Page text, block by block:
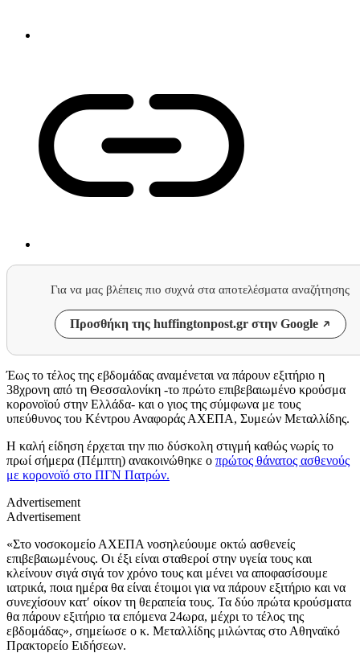
Για να μας βλέπεις πιο συχνά στα αποτελέσματα αναζήτησης
Προσθήκη της huffingtonpost.gr στην Google
Έως το τέλος της εβδομάδας αναμένεται να πάρουν εξιτήριο η
38χρονη από τη Θεσσαλονίκη -το πρώτο επιβεβαιωμένο κρούσμα
κορονοϊού στην Ελλάδα- και ο γιος της σύμφωνα με τους
υπεύθυνος του Κέντρου Αναφοράς ΑΧΕΠΑ, Συμεών Μεταλλίδης.
Η καλή είδηση έρχεται την πιο δύσκολη στιγμή καθώς νωρίς το
πρωί σήμερα (Πέμπτη) ανακοινώθηκε ο πρώτος θάνατος ασθενούς
με κορονοϊό στο ΠΓΝ Πατρών.
Advertisement
Advertisement
«Στο νοσοκομείο ΑΧΕΠΑ νοσηλεύουμε οκτώ ασθενείς
επιβεβαιωμένους. Οι έξι είναι σταθεροί στην υγεία τους και
κλείνουν σιγά σιγά τον χρόνο τους και μένει να αποφασίσουμε
ιατρικά, ποια ημέρα θα είναι έτοιμοι για να πάρουν εξιτήριο και να
συνεχίσουν κατ′ οίκον τη θεραπεία τους. Τα δύο πρώτα κρούσματα
θα πάρουν εξιτήριο τα επόμενα 24ωρα, μέχρι το τέλος της
εβδομάδας», σημείωσε ο κ. Μεταλλίδης μιλώντας στο Αθηναϊκό
Πρακτορείο Ειδήσεων.